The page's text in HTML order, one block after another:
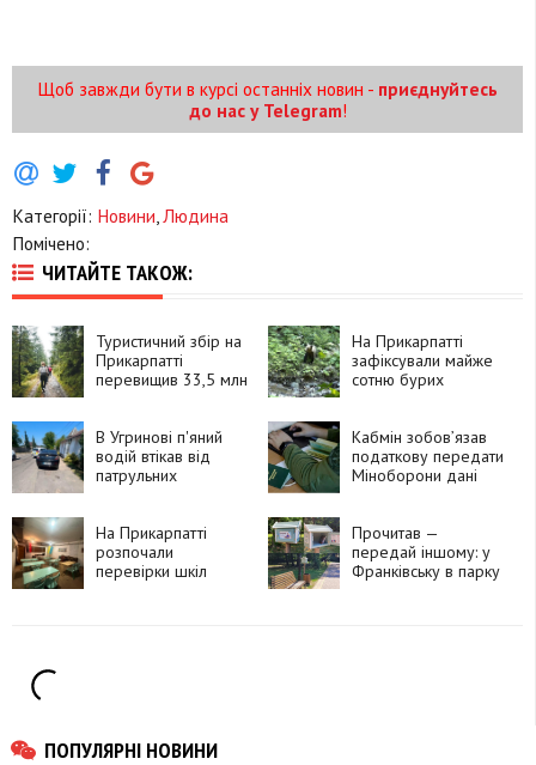
Щоб завжди бути в курсі останніх новин - приєднуйтесь
до нас у Telegram!
Категорії: Новини Людина
Помічено:
ЧИТАЙТЕ ТАКОЖ:
Туристичний збір на
Прикарпатті
перевищив 33,5 млн
На Прикарпатті
зафіксували майже
сотню бурих
В Угринові п'яний
водій втікав від
патрульних
Кабмін зобовʼязав
податкову передати
Міноборони дані
На Прикарпатті
розпочали
перевірки шкіл
Прочитав —
передай іншому: у
Франківську в парку
ПОПУЛЯРНІ НОВИНИ